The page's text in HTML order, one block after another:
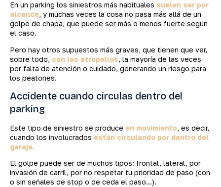
En un parking los siniestros más habituales suelen ser por
alcance, y muchas veces la cosa no pasa más allá de un
golpe de chapa, que puede ser más o menos fuerte según
el caso.
Pero hay otros supuestos más graves, que tienen que ver,
sobre todo, con los atropellos, la mayoría de las veces
por falta de atención o cuidado, generando un riesgo para
los peatones.
Accidente cuando circulas dentro del
parking
Este tipo de siniestro se produce en movimiento, es decir,
cuando los involucrados están circulando por dentro del
garaje.
El golpe puede ser de muchos tipos: frontal, lateral, por
invasión de carril, por no respetar tu prioridad de paso (con
o sin señales de stop o de ceda el paso…).